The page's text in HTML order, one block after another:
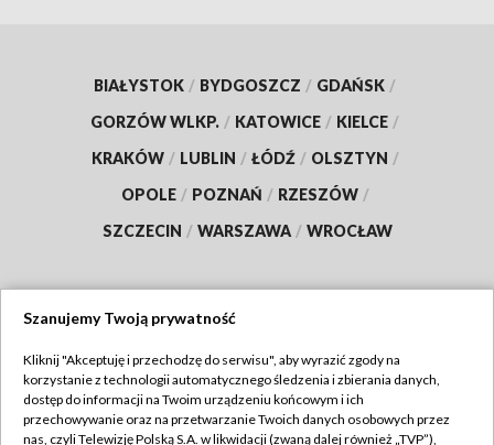
BIAŁYSTOK / BYDGOSZCZ / GDAŃSK /
GORZÓW WLKP. / KATOWICE / KIELCE /
KRAKÓW / LUBLIN / ŁÓDŹ / OLSZTYN /
OPOLE / POZNAŃ / RZESZÓW /
SZCZECIN / WARSZAWA / WROCŁAW
TVP
Abonament TVP
Regulamin TVP
Szanujemy Twoją prywatność
Kliknij "Akceptuję i przechodzę do serwisu", aby wyrazić zgody na
korzystanie z technologii automatycznego śledzenia i zbierania danych,
dostęp do informacji na Twoim urządzeniu końcowym i ich
przechowywanie oraz na przetwarzanie Twoich danych osobowych przez
nas, czyli Telewizję Polską S.A. w likwidacji (zwaną dalej również „TVP”),